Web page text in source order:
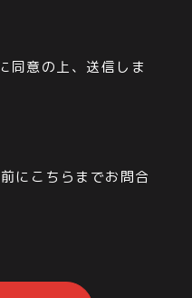
同意の上、送信しま
にこちらまでお問合